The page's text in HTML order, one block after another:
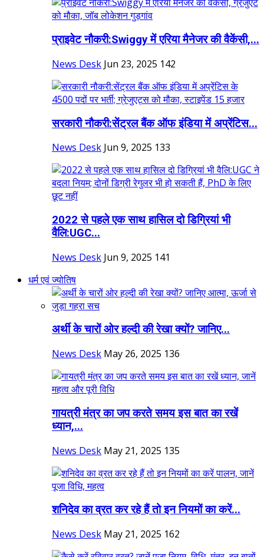
प्राइवेट नौकरी:Swiggy में एरिया मैनेजर की वैकेंसी,...
News Desk Jun 23, 2025 142
सरकारी नौकरी:सेंट्रल बैंक ऑफ इंडिया में अप्रेंटिस...
News Desk Jun 9, 2025 133
2022 से पहले एक साथ हासिल दो डिग्रियां भी
वैलि:UGC...
News Desk Jun 9, 2025 141
धर्म एवं ज्योतिष
अर्थी के चारों ओर हल्दी की रेखा क्यों? जानिए...
News Desk May 26, 2025 136
गायत्री मंत्र का जप करते समय इस बात का रखें
ध्यान,...
News Desk May 21, 2025 135
शनिदेव का व्रत कर रहे हैं तो इन नियमों का करें...
News Desk May 21, 2025 162